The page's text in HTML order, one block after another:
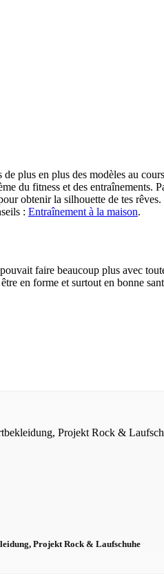
plus en plus des modèles au
du fitness et des entraînements.
obtenir la silhouette de tes
: Entraînement à la maison.
faire beaucoup plus avec
en forme et surtout en bonne
Projekt Rock & Laufschuhe